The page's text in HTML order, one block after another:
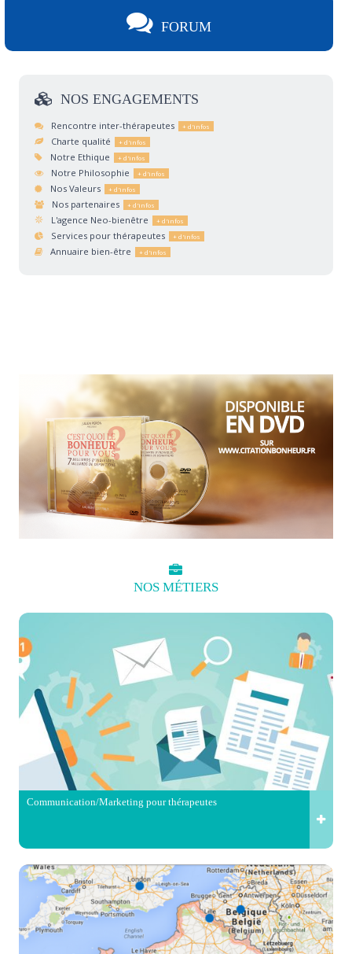
FORUM
NOS ENGAGEMENTS
Rencontre inter-thérapeutes
Charte qualité
Notre Ethique
Notre Philosophie
Nos Valeurs
Nos partenaires
L'agence Neo-bienêtre
Services pour thérapeutes
Annuaire bien-être
NOS MÉTIERS
Communication/Marketing pour thérapeutes